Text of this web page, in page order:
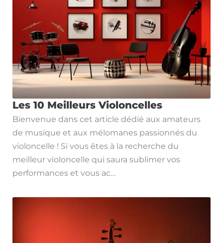
Les 10 Meilleurs Violoncelles
Bienvenue dans cet article dédié aux amateurs
de musique et aux mélomanes passionnés du
violoncelle ! Si vous êtes à la recherche du
meilleur violoncelle qui saura sublimer vos
performances et vous ac…